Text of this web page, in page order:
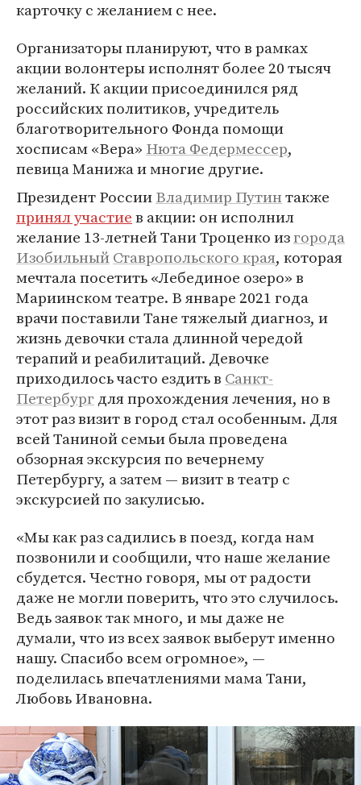
карточку с желанием с нее.
Организаторы планируют, что в рамках
акции волонтеры исполнят более 20 тысяч
желаний. К акции присоединился ряд
российских политиков, учредитель
благотворительного Фонда помощи
хосписам «Вера» Нюта Федермессер,
певица Манижа и многие другие.
Президент РоссииВладимир Путинтакже
принял участиев акции: он исполнил
желание 13-летней Тани Троценко изгорода
ИзобильныйСтавропольского края, которая
мечтала посетить «Лебединое озеро» в
Мариинском театре. В январе 2021 года
врачи поставили Тане тяжелый диагноз, и
жизнь девочки стала длинной чередой
терапий и реабилитаций. Девочке
приходилось часто ездить в Санкт-
Петербург для прохождения лечения, но в
этот раз визит в город стал особенным. Для
всей Таниной семьи была проведена
обзорная экскурсия по вечернему
Петербургу, а затем — визит в театр с
экскурсией по закулисью.
«Мы как раз садились в поезд, когда нам
позвонили и сообщили, что наше желание
сбудется. Честно говоря, мы от радости
даже не могли поверить, что это случилось.
Ведь заявок так много, и мы даже не
думали, что из всех заявок выберут именно
нашу. Спасибо всем огромное», —
поделилась впечатлениями мама Тани,
Любовь Ивановна.